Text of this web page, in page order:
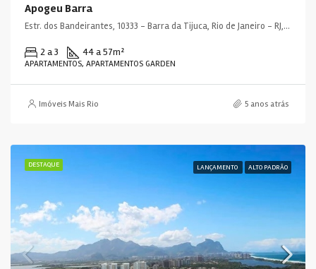
Apogeu Barra
Estr. dos Bandeirantes, 10333 - Barra da Tijuca, Rio de Janeiro - RJ, 22783-115, Brasil
2 a 3 44 a 57m²
APARTAMENTOS, APARTAMENTOS GARDEN
Imóveis Mais Rio 5 anos atrás
DESTAQUE LANÇAMENTO ALTO PADRÃO